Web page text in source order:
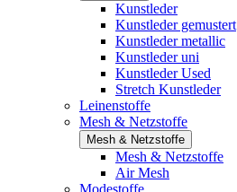
Kunstleder
Kunstleder gemustert
Kunstleder metallic
Kunstleder uni
Kunstleder Used
Stretch Kunstleder
Leinenstoffe
Mesh & Netzstoffe
Mesh & Netzstoffe
Mesh & Netzstoffe
Air Mesh
Modestoffe